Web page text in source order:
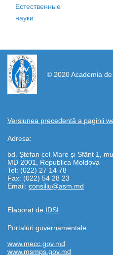
Естественные
науки
© 2020 Academia
Versiunea precedentă a paginii
Adresa:
bd. Ștefan cel Mare și Sfânt 1,
MD 2001, Republica Moldova
Tel: (022) 27 14 78
Fax: (022) 54 28 23
Email: consiliu@asm.md
Elaborat de IDSI
https://propletenie.ru/
Portaluri guvernamentale
www.mecc.gov.md
www.msmps.gov.md